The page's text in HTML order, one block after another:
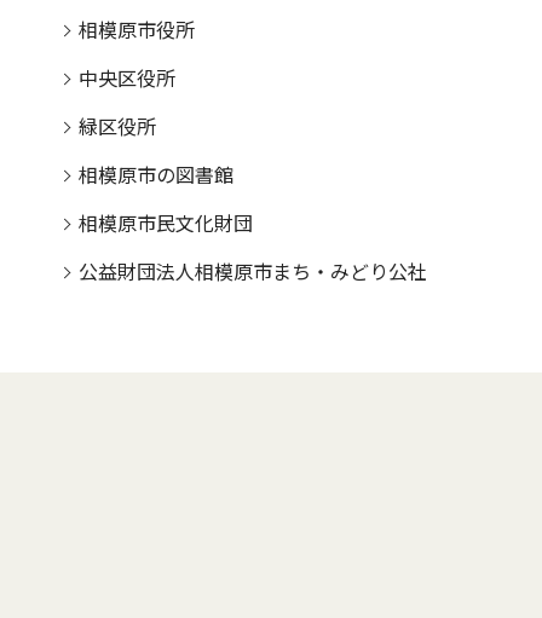
相模原市役所
中央区役所
緑区役所
相模原市の図書館
相模原市民文化財団
公益財団法人相模原市まち・みどり公社